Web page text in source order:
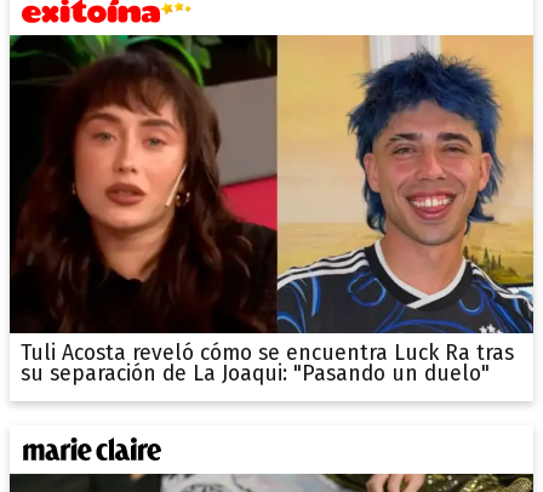
Tuli Acosta reveló cómo se encuentra Luck Ra tras
su separación de La Joaqui: "Pasando un duelo"